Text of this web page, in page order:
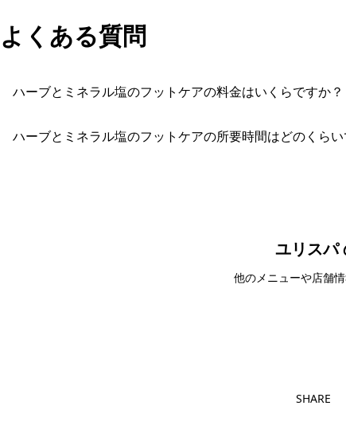
よくある質問
ハーブとミネラル塩のフットケアの料金はいくらですか？
ハーブとミネラル塩のフットケアの所要時間はどのくらい
ユリスパ
他のメニューや店舗
SHARE